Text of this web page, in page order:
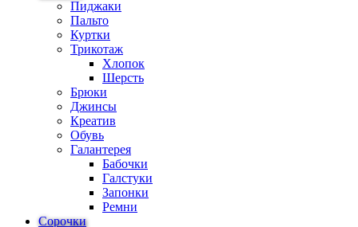
Пиджаки
Пальто
Куртки
Трикотаж
Хлопок
Шерсть
Брюки
Джинсы
Креатив
Обувь
Галантерея
Бабочки
Галстуки
Запонки
Ремни
Сорочки